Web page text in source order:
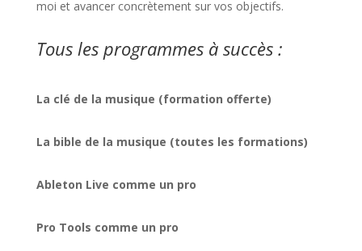
moi et avancer concrètement sur vos objectifs.
Tous les programmes à succès :
La clé de la musique (formation offerte)
La bible de la musique (toutes les formations)
Ableton Live comme un pro
Pro Tools comme un pro